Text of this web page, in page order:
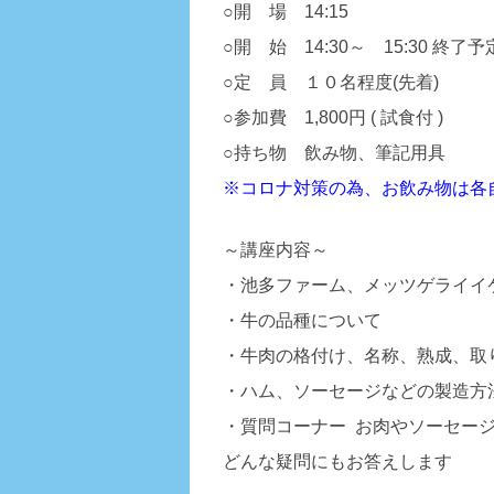
○開 場 14:15
○開 始 14:30～ 15:30 終了予
○定 員 １０名程度(先着)
○参加費 1,800円 ( 試食付 )
○持ち物 飲み物、筆記用具
※コロナ対策の為、お飲み物は各
～講座内容～
・池多ファーム、メッツゲライ
・牛の品種について
・牛肉の格付け、名称、熟成、
・ハム、ソーセージなどの製造
・質問コーナー お肉やソーセー
どんな疑問にもお答えします